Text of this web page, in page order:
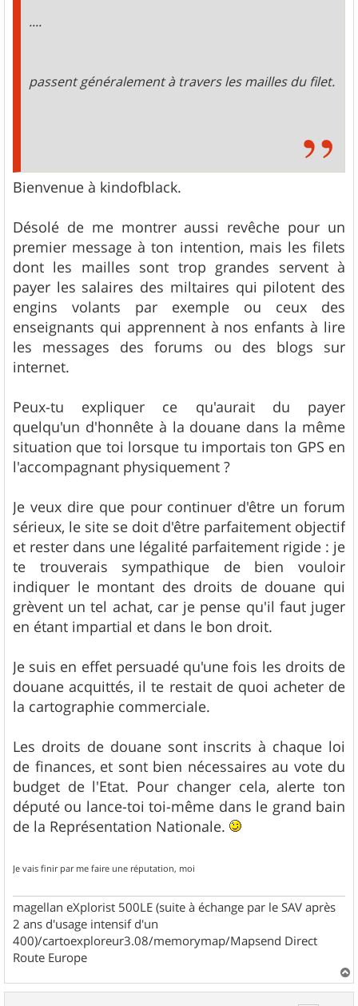
....
passent généralement à travers les mailles du filet.
Bienvenue à kindofblack.
Désolé de me montrer aussi revêche pour un
premier message à ton intention, mais les filets
dont les mailles sont trop grandes servent à
payer les salaires des miltaires qui pilotent des
engins volants par exemple ou ceux des
enseignants qui apprennent à nos enfants à lire
les messages des forums ou des blogs sur
internet.
Peux-tu expliquer ce qu'aurait du payer
quelqu'un d'honnête à la douane dans la même
situation que toi lorsque tu importais ton GPS en
l'accompagnant physiquement ?
Je veux dire que pour continuer d'être un forum
sérieux, le site se doit d'être parfaitement objectif
et rester dans une légalité parfaitement rigide : je
te trouverais sympathique de bien vouloir
indiquer le montant des droits de douane qui
grèvent un tel achat, car je pense qu'il faut juger
en étant impartial et dans le bon droit.
Je suis en effet persuadé qu'une fois les droits de
douane acquittés, il te restait de quoi acheter de
la cartographie commerciale.
Les droits de douane sont inscrits à chaque loi
de finances, et sont bien nécessaires au vote du
budget de l'Etat. Pour changer cela, alerte ton
député ou lance-toi toi-même dans le grand bain
de la Représentation Nationale.
Je vais finir par me faire une réputation, moi
magellan eXplorist 500LE (suite à échange par le SAV après
2 ans d'usage intensif d'un
400)/cartoexploreur3.08/memorymap/Mapsend Direct
Route Europe
a